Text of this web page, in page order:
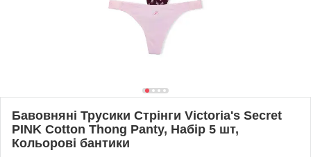
Бавовняні Трусики Стрінги Victoria's Secret
PINK Cotton Thong Panty, Набір 5 шт,
Кольорові бантики